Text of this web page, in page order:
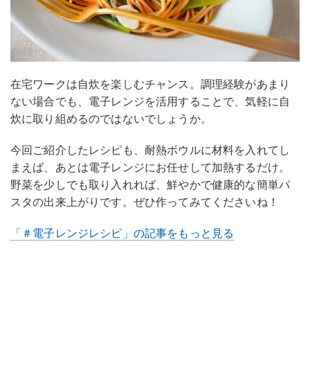
在宅ワークは自炊を楽しむチャンス。調理経験があまり
ない場合でも、電子レンジを活用することで、気軽に自
炊に取り組めるのではないでしょうか。
今回ご紹介したレシピも、耐熱ボウルに材料を入れてし
まえば、あとは電子レンジにお任せして加熱するだけ。
野菜を少しでも取り入れれば、鮮やかで健康的な簡単パ
スタの出来上がりです。ぜひ作ってみてくださいね！
「＃電子レンジレシピ」の記事をもっと見る